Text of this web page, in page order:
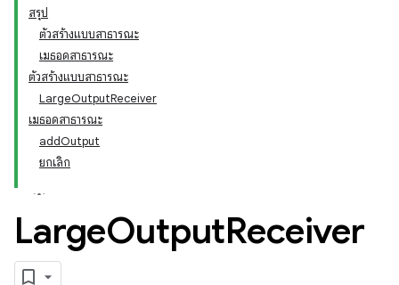
สรุป
ตัวสร้างแบบสาธารณะ
เมธอดสาธารณะ
ตัวสร้างแบบสาธารณะ
LargeOutputReceiver
เมธอดสาธารณะ
addOutput
ยกเลิก
LargeOutputReceiver